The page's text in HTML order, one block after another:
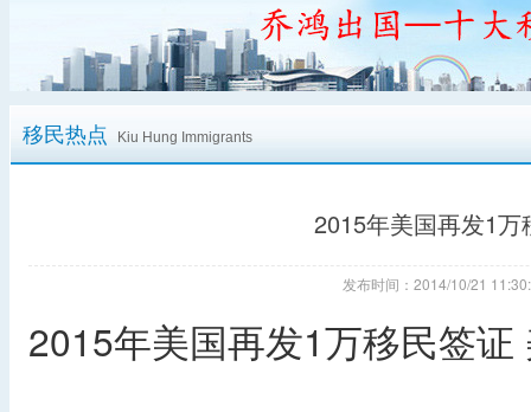
移民热点 Kiu Hung Immigrants
2015年美国再发1
发布时间：2014/10/21
2015年美国再发1万移民签